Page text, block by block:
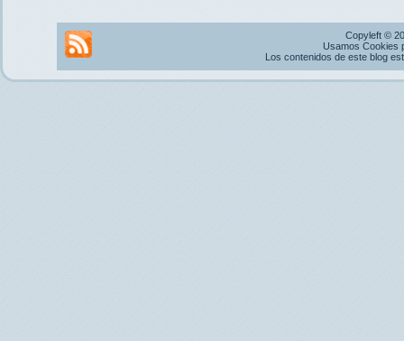
Copyleft ©
Usamos Cookies
Los contenidos de este blog